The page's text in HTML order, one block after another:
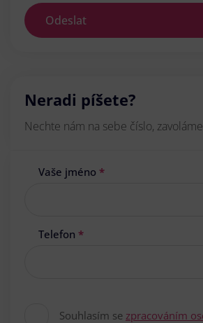
Odeslat
Neradi píšete?
Nechte nám na sebe číslo,
Vaše jméno *
Telefon *
Souhlasím se zpracováním